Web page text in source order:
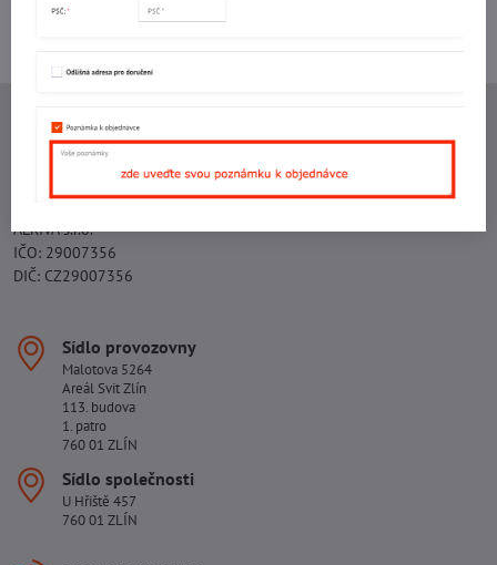
+420 577 523 563
Ing. Vojtěch Lečbych - IVL
DIČ: CZ5602130809
ALRIVA s.r.o.
IČO: 29007356
DIČ: CZ29007356
Sídlo provozovny
Malotova 5264
Areál Svit Zlín
113. budova
1. patro
760 01 ZLÍN
Sídlo společnosti
U Hřiště 457
760 01 ZLÍN